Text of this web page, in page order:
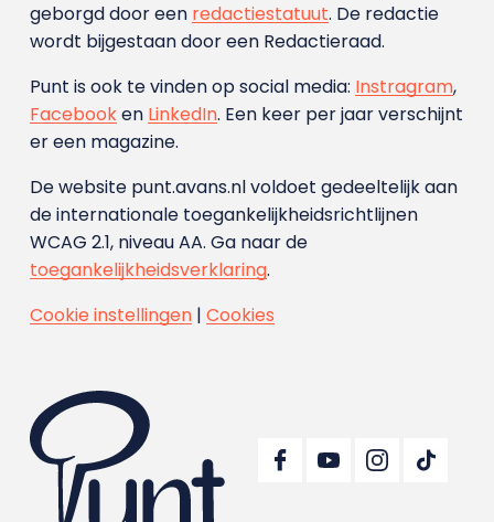
geborgd door een redactiestatuut. De redactie
wordt bijgestaan door een Redactieraad.
Punt is ook te vinden op social media: Instragram,
Facebooken LinkedIn. Een keer per jaar verschijnt
er een magazine.
De website punt.avans.nl voldoet gedeeltelijk aan
de internationale toegankelijkheidsrichtlijnen
WCAG 2.1, niveau AA. Ga naar de
toegankelijkheidsverklaring.
Cookie instellingen| Cookies